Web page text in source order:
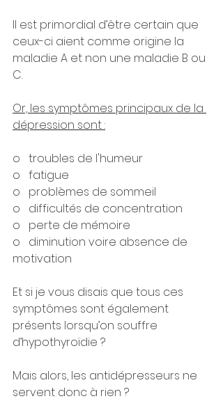
Il est primordial d’être certain que
ceux-ci aient comme origine la
maladie A et non une maladie B ou
C.
Or, les symptômes principaux de la
dépression sont :
o   troubles de l'humeur
o   fatigue
o   problèmes de sommeil
o   difficultés de concentration
o   perte de mémoire
o   diminution voire absence de
motivation
Et si je vous disais que tous ces
symptômes sont également
présents lorsqu’on souffre
d’hypothyroïdie ?
Mais alors, les antidépresseurs ne
servent donc à rien ?